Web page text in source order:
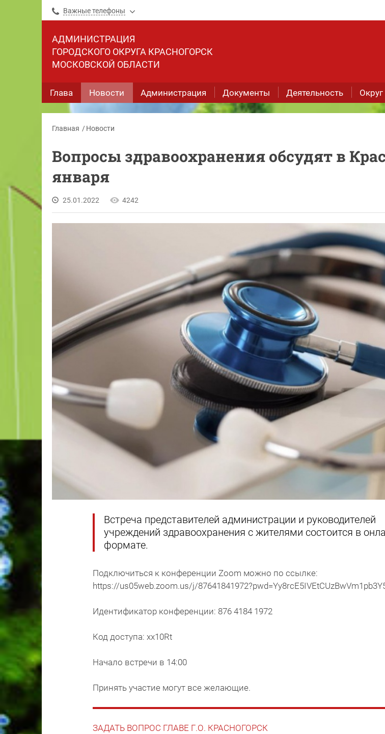
Важные телефоны
АДМИНИСТРАЦИЯ
ГОРОДСКОГО ОКРУГА КРАСНОГОРСК
МОСКОВСКОЙ ОБЛАСТИ
Глава Новости Администрация Документы Деятельность Округ
Главная Новости
Вопросы здравоохранения обсудят в
января
25.01.2022 4242
Встреча представителей администрации и руководителей
учреждений здравоохранения с жителями состоится в
формате.
Подключиться к конференции Zoom можно по ссылке:
https://us05web.zoom.us/j/
Идентификатор конференции: 876 4184 1972
Код доступа: xx10Rt
Начало встречи в 14:00
Принять участие могут все желающие.
ЗАДАТЬ ВОПРОС ГЛАВЕ Г.О. КРАСНОГОРСК